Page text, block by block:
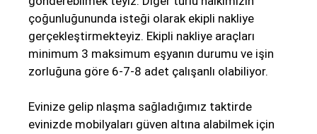
çoğunluğununda isteği olarak ekipli nakliye
gerçekleştirmekteyiz. Ekipli nakliye araçları
minimum 3 maksimum eşyanın durumu ve işin
zorluğuna göre 6-7-8 adet çalışanlı olabiliyor.
Evinize gelip nlaşma sağladığımız taktirde
evinizde mobilyaları güven altına alabilmek için